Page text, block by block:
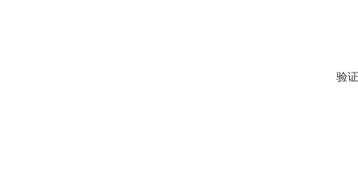
验